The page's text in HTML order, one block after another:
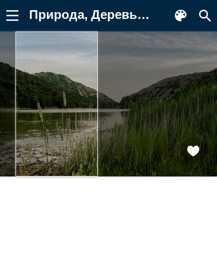
Природа, Деревья, Трава, Река, Небо Обои для телефона